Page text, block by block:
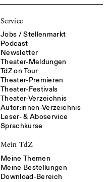
Service
Jobs / Stellenmarkt
Podcast
Newsletter
Theater-Meldungen
TdZ on Tour
Theater-Premieren
Theater-Festivals
Theater-Verzeichnis
Autor:innen-Verzeichnis
Leser- & Aboservice
Sprachkurse
Mein TdZ
Meine Themen
Meine Bestellungen
Download-Bereich